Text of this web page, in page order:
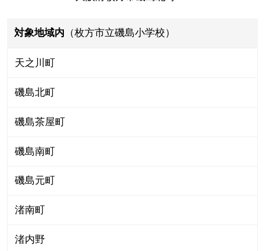
対象地域内 （枚方市立磯島小学校）
天之川町
磯島北町
磯島茶屋町
磯島南町
磯島元町
渚南町
渚内野